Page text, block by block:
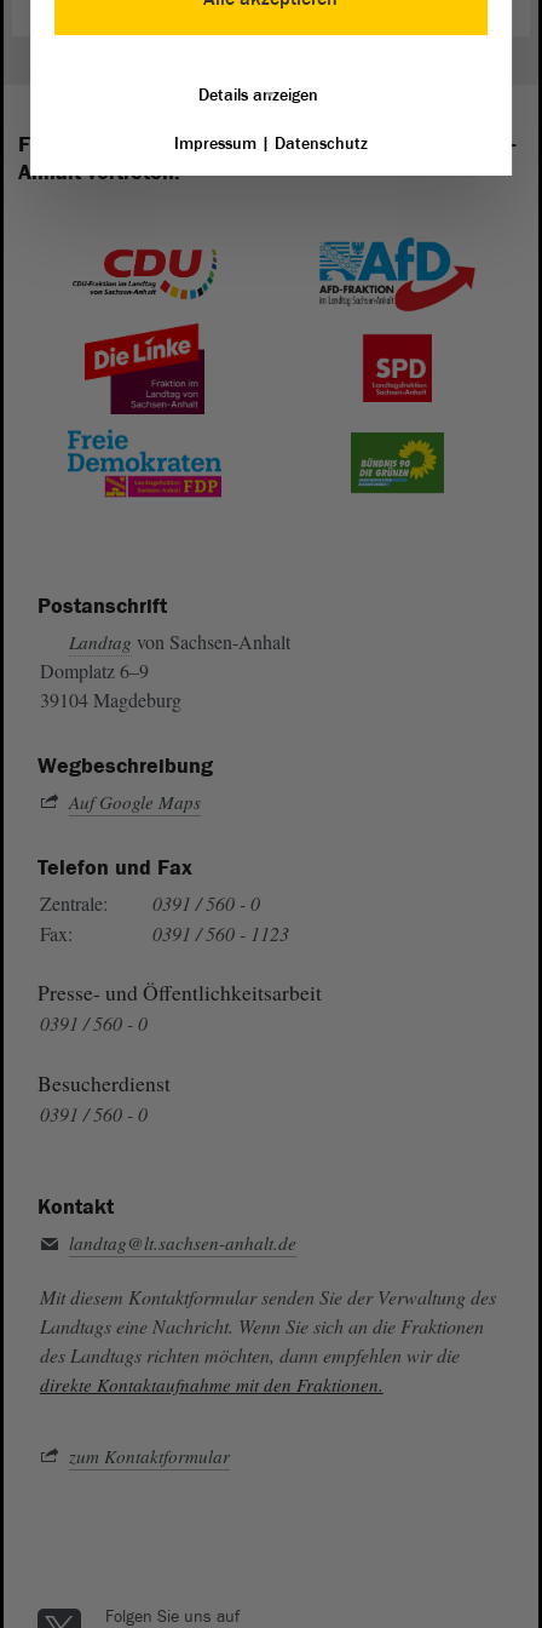
Folgende Fraktionen sind im Landtag von Sachsen-
Anhalt vertreten:
Postanschrift
Landtag von Sachsen-Anhalt
Domplatz 6–9
39104 Magdeburg
Wegbeschreibung
Auf Google Maps
Telefon und Fax
Zentrale:
0391 / 560 - 0
Fax:
0391 / 560 - 1123
Presse- und Öffentlichkeitsarbeit
0391 / 560 - 0
Besucherdienst
0391 / 560 - 0
Kontakt
landtag@lt.sachsen-anhalt.de
Mit diesem Kontaktformular senden Sie der Verwaltung des
Landtags eine Nachricht. Wenn Sie sich an die Fraktionen
des Landtags richten möchten, dann empfehlen wir die
direkte Kontaktaufnahme mit den Fraktionen.
zum Kontaktformular
Folgen Sie uns auf
Details anzeigen
Impressum| Datenschutz